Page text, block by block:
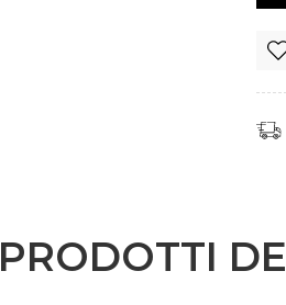
PRODOTTI